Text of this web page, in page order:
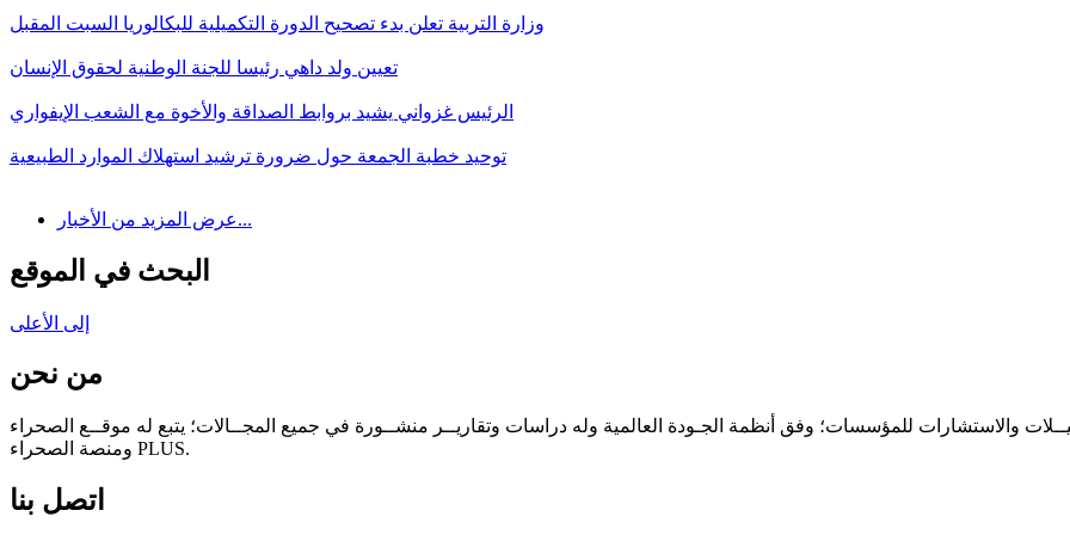
وزارة التربية تعلن بدء تصحيح الدورة التكميلية للبكالوريا السبت المقبل
تعيين ولد داهي رئيسا للجنة الوطنية لحقوق الإنسان
الرئيس غزواني يشيد بروابط الصداقة والأخوة مع الشعب الإيفواري
توحيد خطبة الجمعة حول ضرورة ترشيد استهلاك الموارد الطبيعية
عرض المزيد من الأخبار...
البحث في الموقع
إلى الأعلى
من نحن
والاستشارات للمؤسسات؛ وفق أنظمة الجـودة العالمية وله دراسات وتقاريــر منشــورة في جميع المجــالات؛ يتبع له موقــع الصحراء
ومنصة الصحراء PLUS.
اتصل بنا